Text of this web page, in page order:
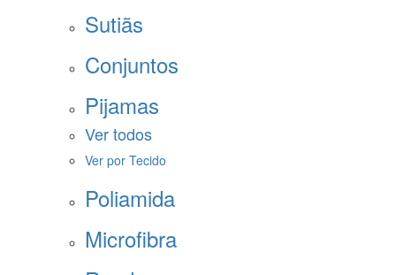
Sutiãs
Conjuntos
Pijamas
Ver todos
Ver por Tecido
Poliamida
Microfibra